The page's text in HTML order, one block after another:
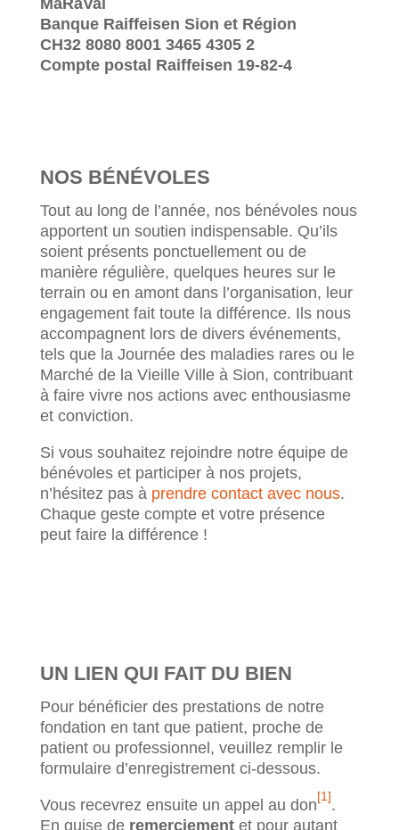
Banque Raiffeisen Sion et Région
CH32 8080 8001 3465 4305 2
Compte postal Raiffeisen 19-82-4
NOS BÉNÉVOLES
Tout au long de l’année, nos bénévoles nous
apportent un soutien indispensable. Qu’ils
soient présents ponctuellement ou de
manière régulière, quelques heures sur le
terrain ou en amont dans l’organisation, leur
engagement fait toute la différence. Ils nous
accompagnent lors de divers événements,
tels que la Journée des maladies rares ou le
Marché de la Vieille Ville à Sion, contribuant
à faire vivre nos actions avec enthousiasme
et conviction.
Si vous souhaitez rejoindre notre équipe de
bénévoles et participer à nos projets,
n’hésitez pas à prendre contact avec nous.
Chaque geste compte et votre présence
peut faire la différence !
UN LIEN QUI FAIT DU BIEN
Pour bénéficier des prestations de notre
fondation en tant que patient, proche de
patient ou professionnel, veuillez remplir le
formulaire d’enregistrement ci-dessous.
Vous recevrez ensuite un appel au don [1] .
En guise deremerciementet pour autant